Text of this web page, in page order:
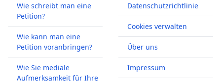
Wie schreibt man eine
Petition?
Wie kann man eine
Petition voranbringen?
Wie Sie mediale
Aufmerksamkeit für Ihre
Datenschutzrichtlinie
Cookies verwalten
Über uns
Impressum